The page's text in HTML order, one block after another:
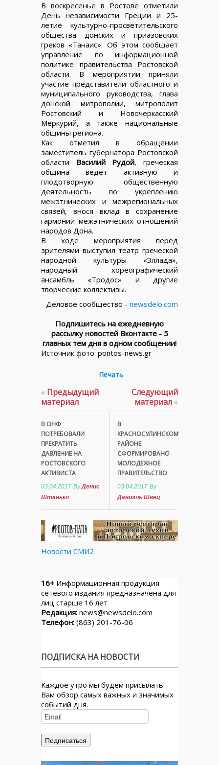
В воскресенье в Ростове отметили
День независимости Греции и 25-
летие культурно-просветительского
общества донских и приазовских
греков «Танаис». Об этом сообщает
управление по информационной
политике правительства Ростовской
области. В мероприятии приняли
участие представители областного и
муниципального руководства, глава
донской митрополии, митрополит
Ростовский и Новочеркасский
Меркурий, а также национальные
общины региона.
Как отметил в обращении
заместитель губернатора Ростовской
области Василий Рудой, греческая
община ведет активную и
плодотворную общественную
деятельность по укреплению
межэтнических и межрегиональных
связей, внося вклад в сохранение
гармонии межэтнических отношений
народов Дона.
В ходе мероприятия перед
зрителями выступил театр греческой
народной культуры «Эллада»,
народный хореографический
ансамбль «Тродос» и другие
творческие коллективы.
Деловое сообщество - newsdelo.com
Подпишитесь на ежедневную
рассылку новостей Вконтакте - 5
главных тем дня в одном сообщении!
Источник фото: pontos-news.gr
Печать
« Предыдущий
материал
В ОНФ
ПОТРЕБОВАЛИ
ПРЕКРАТИТЬ
ДАВЛЕНИЕ НА
РОСТОВСКОГО
АКТИВИСТА
03.04.2017 ByДенис
Штанько
Следующий
материал»
В
КРАСНОСУЛИНСКОМ
РАЙОНЕ
СФОРМИРОВАНО
МОЛОДЕЖНОЕ
ПРАВИТЕЛЬСТВО
03.04.2017 By
Даниэль Швец
Новости СМИ2
16+ Информационная продукция
сетевого издания предназначена для
лиц старше 16 лет
Редакция: news@newsdelo.com
Телефон: (863) 201-76-06
ПОДПИСКА НА НОВОСТИ
Каждое утро мы будем присылать
Вам обзор самых важных и значимых
событий дня.